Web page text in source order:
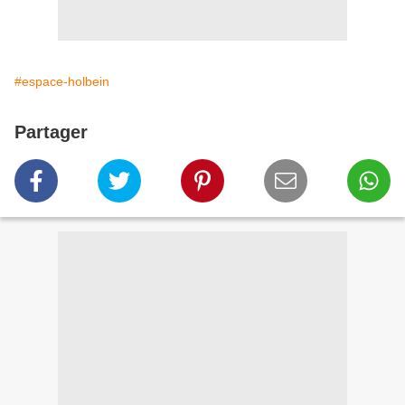
#espace-holbein
Partager